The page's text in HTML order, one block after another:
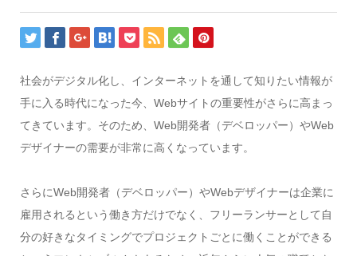
社会がデジタル化し、インターネットを通して知りたい情報が
手に入る時代になった今、Webサイトの重要性がさらに高まっ
てきています。そのため、Web開発者（デベロッパー）やWeb
デザイナーの需要が非常に高くなっています。
さらにWeb開発者（デベロッパー）やWebデザイナーは企業に
雇用されるという働き方だけでなく、フリーランサーとして自
分の好きなタイミングでプロジェクトごとに働くことができる